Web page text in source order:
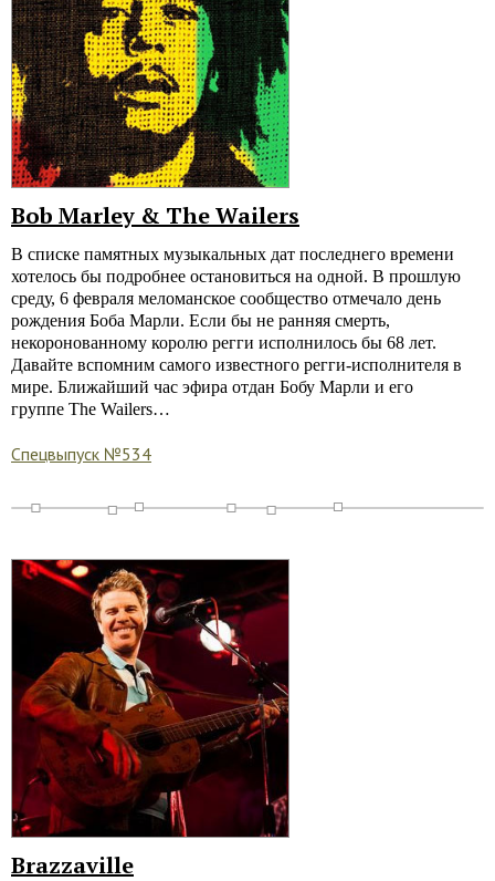
Bob Marley & The Wailers
В списке памятных музыкальных дат последнего времени
хотелось бы подробнее остановиться на одной. В прошлую
среду, 6 февраля меломанское сообщество отмечало день
рождения Боба Марли. Если бы не ранняя смерть,
некоронованному королю регги исполнилось бы 68 лет.
Давайте вспомним самого известного регги-исполнителя в
мире. Ближайший час эфира отдан Бобу Марли и его
группе The Wailers…
Спецвыпуск №534
Brazzaville